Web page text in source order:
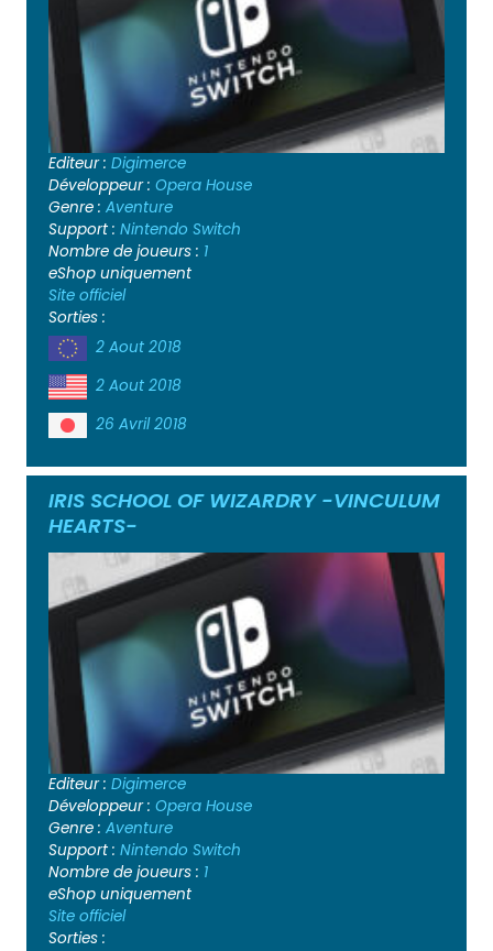
Editeur : Digimerce
Développeur : Opera House
Genre : Aventure
Support : Nintendo Switch
Nombre de joueurs : 1
eShop uniquement
Site officiel
Sorties :
2 Aout 2018
2 Aout 2018
26 Avril 2018
IRIS SCHOOL OF WIZARDRY -VINCULUM
HEARTS-
Editeur : Digimerce
Développeur : Opera House
Genre : Aventure
Support : Nintendo Switch
Nombre de joueurs : 1
eShop uniquement
Site officiel
Sorties :